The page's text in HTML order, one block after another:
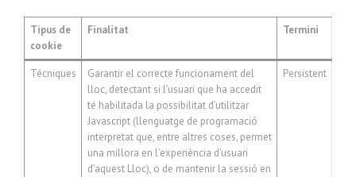
Tipus de
cookie
Finalitat Termini
Técniques
Garantir el correcte funcionament del
lloc, detectant si l’usuari que ha accedit
té habilitada la possibilitat d’utilitzar
Javascript (llenguatge de programació
interpretat que, entre altres coses, permet
una millora en l’experiència d’usuari
d’aquest Lloc), o de mantenir la sessió en
Persistent